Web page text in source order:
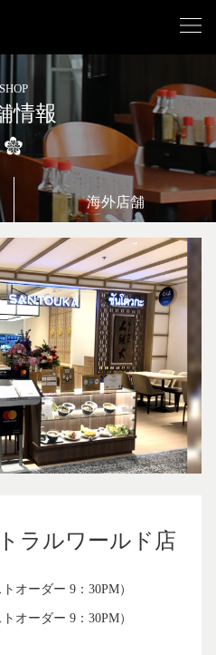
SHOP
情報
海外店舗
ラルワールド店
オーダー 9：30PM）
オーダー 9：30PM）